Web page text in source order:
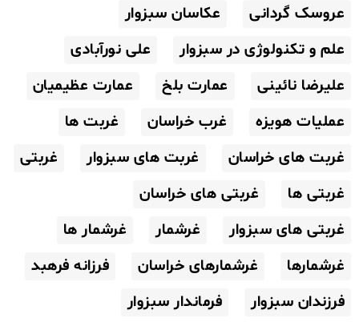
عروسک گردانی
عکاسان سبزوار
علم و تکنولوژی در سبزوار
علی نورآبادی
علیرضا نائینی
عمارت بلخ
عمارت عظیمیان
عملیات هویزه
غرب خراسان
غربت ها
غربت های خراسان
غربت های سبزوار
غربتی
غربتی ها
غربتی های خراسان
غربتی های سبزوار
غرشمار
غرشمار ها
غرشمارها
غرشمارهای خراسان
فرزانه فرهبد
فرزندان سبزوار
فرماندار سبزوار